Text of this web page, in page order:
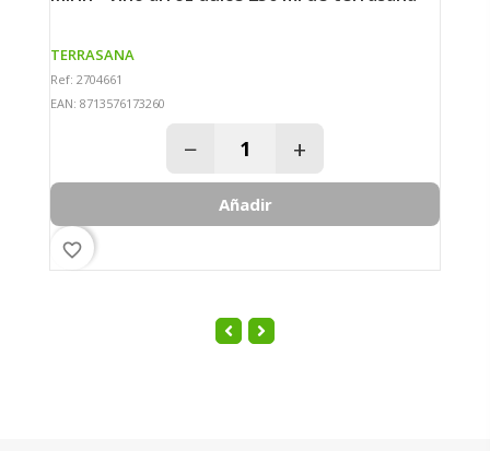
TERRASANA
Ref: 2704661
EAN: 8713576173260
− +
Añadir
favorite_border